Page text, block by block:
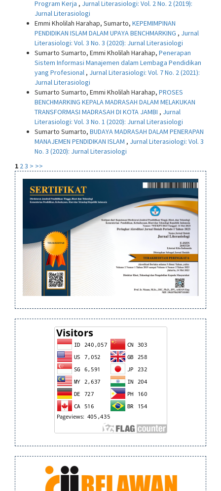
Program Kerja , Jurnal Literasiologi: Vol. 2 No. 2 (2019):
Jurnal Literasiologi
Emmi Kholilah Harahap, Sumarto, KEPEMIMPINAN
PENDIDIKAN ISLAM DALAM UPAYA BENCHMARKING , Jurnal
Literasiologi: Vol. 3 No. 3 (2020): Jurnal Literasiologi
Sumarto Sumarto, Emmi Kholilah Harahap, Penerapan
Sistem Informasi Manajemen dalam Lembaga Pendidikan
yang Profesional , Jurnal Literasiologi: Vol. 7 No. 2 (2021):
Jurnal Literasiologi
Sumarto Sumarto, Emmi Kholilah Harahap, PROSES
BENCHMARKING KEPALA MADRASAH DALAM MELAKUKAN
TRANSFORMASI MADRASAH DI KOTA JAMBI , Jurnal
Literasiologi: Vol. 3 No. 1 (2020): Jurnal Literasiologi
Sumarto Sumarto, BUDAYA MADRASAH DALAM PENERAPAN
MANAJEMEN PENDIDIKAN ISLAM , Jurnal Literasiologi: Vol. 3
No. 3 (2020): Jurnal Literasiologi
1 23 > >>